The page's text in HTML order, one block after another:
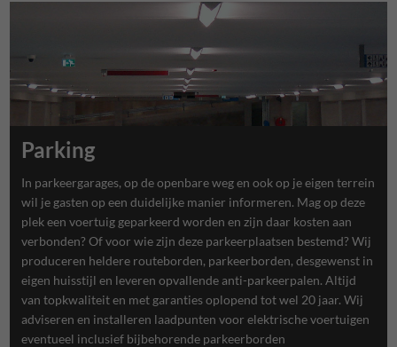
Parking
In parkeergarages, op de openbare weg en ook op je eigen terrein
wil je gasten op een duidelijke manier informeren. Mag op deze
plek een voertuig geparkeerd worden en zijn daar kosten aan
verbonden? Of voor wie zijn deze parkeerplaatsen bestemd? Wij
produceren heldere routeborden, parkeerborden, desgewenst in
eigen huisstijl en leveren opvallende anti-parkeerpalen. Altijd
van topkwaliteit en met garanties oplopend tot wel 20 jaar. Wij
adviseren en installeren laadpunten voor elektrische voertuigen
eventueel inclusief bijbehorende parkeerborden